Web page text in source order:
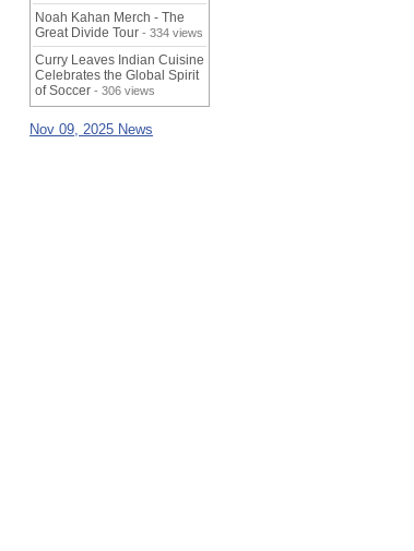
Noah Kahan Merch - The
Great Divide Tour - 334 views
Curry Leaves Indian Cuisine
Celebrates the Global Spirit
of Soccer - 306 views
Nov 09, 2025 News